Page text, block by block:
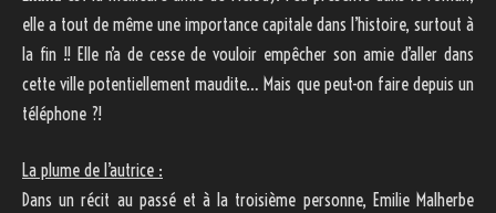
elle a tout de même une importance capitale dans l’histoire, surtout à
la fin !! Elle n’a de cesse de vouloir empêcher son amie d’aller dans
cette ville potentiellement maudite… Mais que peut-on faire depuis un
téléphone ?!
La plume de l’autrice :
Dans un récit au passé et à la troisième personne, Emilie Malherbe